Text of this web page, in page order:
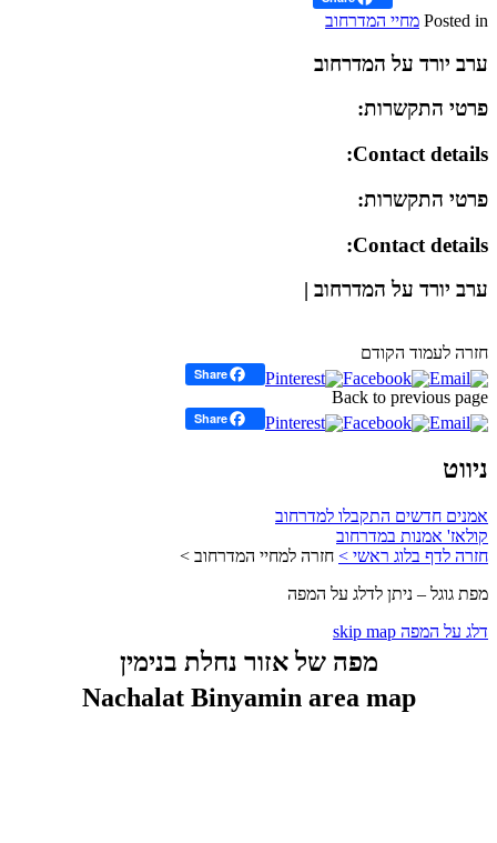
Posted in מחיי המדרחוב
ערב יורד על המדרחוב
פרטי התקשרות:
Contact details:
פרטי התקשרות:
Contact details:
ערב יורד על המדרחוב |
חזרה לעמוד הקודם
Share
Back to previous page
Share
ניווט
אמנים חדשים התקבלו למדרחוב
קולאז' אמנות במדרחוב
חזרה לדף בלוג ראשי > חזרה למחיי המדרחוב >
מפת גוגל – ניתן לדלג על המפה
דלג על המפה skip map
מפה של אזור נחלת בנימין
Nachalat Binyamin area map